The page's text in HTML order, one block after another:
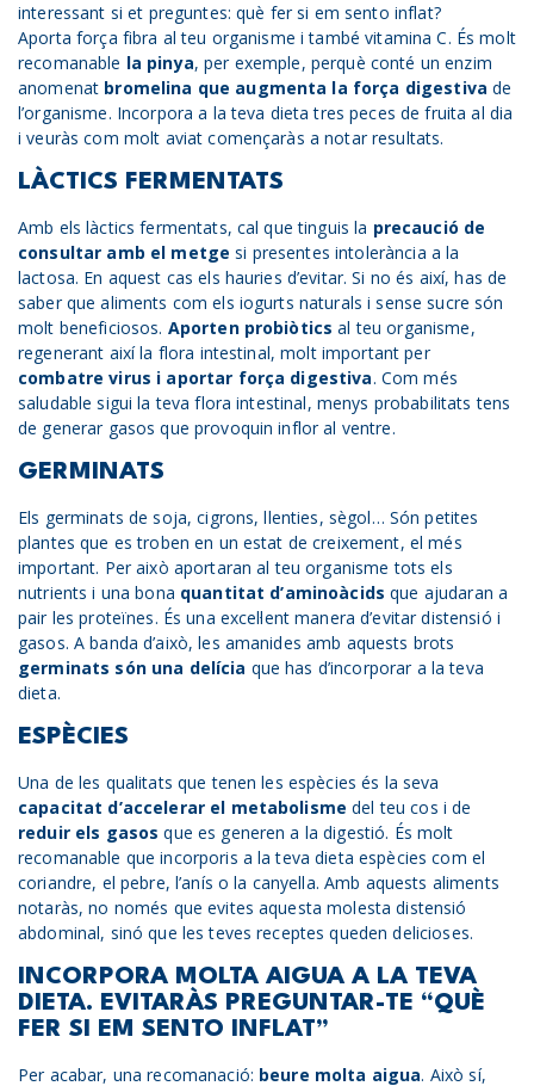
interessant si et preguntes: què fer si em sento inflat?
Aporta força fibra al teu organisme i també vitamina C. És molt
recomanable la pinya, per exemple, perquè conté un enzim
anomenat bromelina que augmenta la força digestiva de
l’organisme. Incorpora a la teva dieta tres peces de fruita al dia
i veuràs com molt aviat començaràs a notar resultats.
LÀCTICS FERMENTATS
Amb els làctics fermentats, cal que tinguis la precaució de
consultar amb el metge si presentes intolerància a la
lactosa. En aquest cas els hauries d’evitar. Si no és així, has de
saber que aliments com els iogurts naturals i sense sucre són
molt beneficiosos. Aporten probiòtics al teu organisme,
regenerant així la flora intestinal, molt important per
combatre virus i aportar força digestiva. Com més
saludable sigui la teva flora intestinal, menys probabilitats tens
de generar gasos que provoquin inflor al ventre.
GERMINATS
Els germinats de soja, cigrons, llenties, sègol… Són petites
plantes que es troben en un estat de creixement, el més
important. Per això aportaran al teu organisme tots els
nutrients i una bona quantitat d’aminoàcids que ajudaran a
pair les proteïnes. És una excel·lent manera d’evitar distensió i
gasos. A banda d’això, les amanides amb aquests brots
germinats són una delícia que has d’incorporar a la teva
dieta.
ESPÈCIES
Una de les qualitats que tenen les espècies és la seva
capacitat d’accelerar el metabolisme del teu cos i de
reduir els gasos que es generen a la digestió. És molt
recomanable que incorporis a la teva dieta espècies com el
coriandre, el pebre, l’anís o la canyella. Amb aquests aliments
notaràs, no només que evites aquesta molesta distensió
abdominal, sinó que les teves receptes queden delicioses.
INCORPORA MOLTA AIGUA A LA TEVA
DIETA. EVITARÀS PREGUNTAR-TE “QUÈ
FER SI EM SENTO INFLAT”
Per acabar, una recomanació: beure molta aigua. Això sí,